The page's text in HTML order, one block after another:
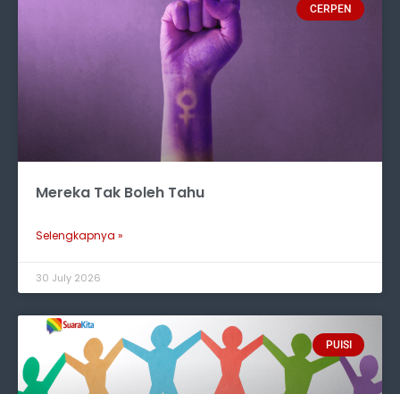
CERPEN
Mereka Tak Boleh Tahu
Selengkapnya »
30 July 2026
PUISI